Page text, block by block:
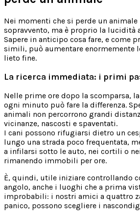
Nei momenti che si perde un animale
sopravvento, ma è proprio la lucidità
Sapere in anticipo cosa fare, e come
simili, può aumentare enormemente
lieto fine.
La ricerca immediata: i primi
Nelle prime ore dopo la scomparsa,
ogni minuto può fare la differenza.
animali non percorrono grandi
vicinanze, nascosti e spaventati.
I cani possono rifugiarsi dietro un
lungo una strada poco frequentata,
a infilarsi sotto le auto, nei cortili o
rimanendo immobili per ore.
È, quindi, utile iniziare controllando
angolo, anche i luoghi che a prima
improbabili: i nostri amici a quattro
panico, possono scegliere i